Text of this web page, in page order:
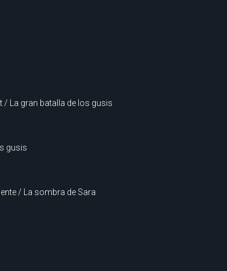
La gran batalla de los gusis
gusis
/ La sombra de Sara